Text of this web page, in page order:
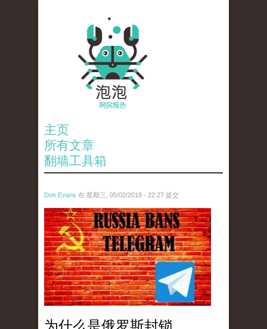
主页
所有文章
翻墙工具箱
Don Evans 在 星期三, 05/02/2018 - 22:27 提交
tou_.jpeg